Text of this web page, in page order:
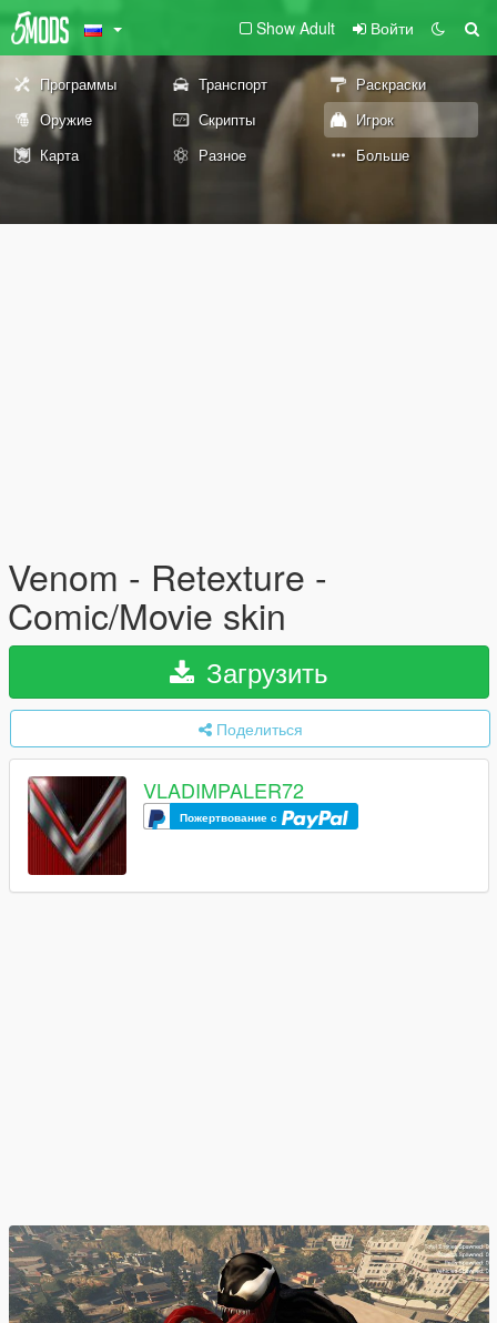
Show Adult Войти
Программы Транспорт
Раскраски
Оружие
Скрипты
Игрок
Карта
Разное Больше
Venom - Retexture -
Comic/Movie skin
Загрузить
Поделиться
VLADIMPALER72
Пожертвование с